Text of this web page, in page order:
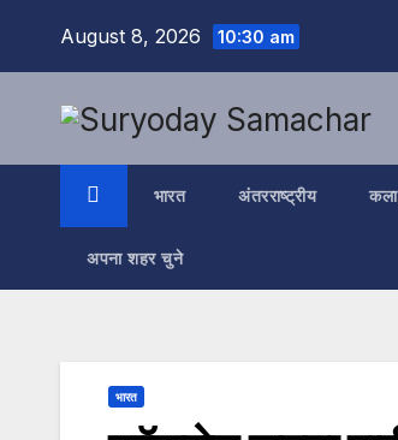
August 8, 2026 10:30 am
भारत अंतरराष्ट्रीय
अपना शहर चुने
भारत